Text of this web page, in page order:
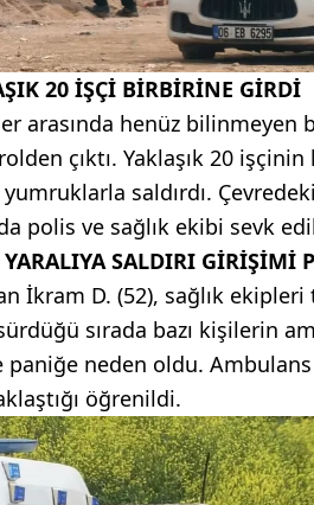
20 İŞÇİ BİRBİRİNE GİRDİ
arasında henüz bilinmeyen
çıktı. Yaklaşık 20 işçinin
saldırdı.
polis ve sağlık ekibi sevk
SALDIRI GİRİŞİMİ
İkram D. (52), sağlık ekipleri
sırada bazı kişilerin
neden oldu.
öğrenildi.